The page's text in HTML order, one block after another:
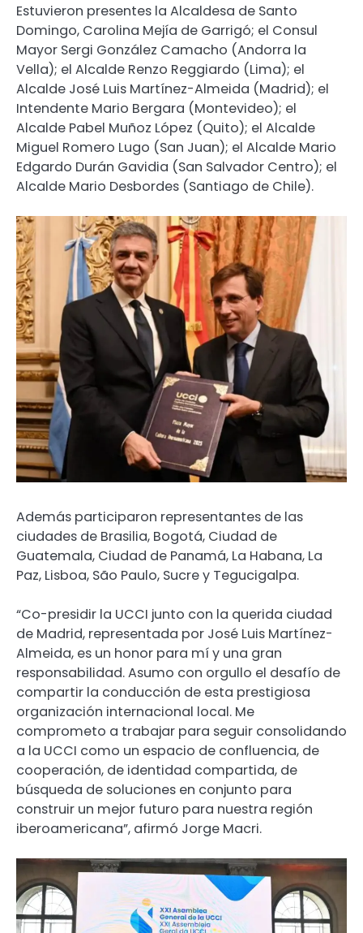
Estuvieron presentes la Alcaldesa de Santo
Domingo, Carolina Mejía de Garrigó; el Consul
Mayor Sergi González Camacho (Andorra la
Vella); el Alcalde Renzo Reggiardo (Lima); el
Alcalde José Luis Martínez-Almeida (Madrid); el
Intendente Mario Bergara (Montevideo); el
Alcalde Pabel Muñoz López (Quito); el Alcalde
Miguel Romero Lugo (San Juan); el Alcalde Mario
Edgardo Durán Gavidia (San Salvador Centro); el
Alcalde Mario Desbordes (Santiago de Chile).
Además participaron representantes de las
ciudades de Brasilia, Bogotá, Ciudad de
Guatemala, Ciudad de Panamá, La Habana, La
Paz, Lisboa, São Paulo, Sucre y Tegucigalpa.
“Co-presidir la UCCI junto con la querida ciudad
de Madrid, representada por José Luis Martínez-
Almeida, es un honor para mí y una gran
responsabilidad. Asumo con orgullo el desafío de
compartir la conducción de esta prestigiosa
organización internacional local. Me
comprometo a trabajar para seguir consolidando
a la UCCI como un espacio de confluencia, de
cooperación, de identidad compartida, de
búsqueda de soluciones en conjunto para
construir un mejor futuro para nuestra región
iberoamericana”, afirmó Jorge Macri.